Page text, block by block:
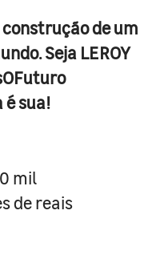
de um
Seja LEROY
é sua!
mil
de reais